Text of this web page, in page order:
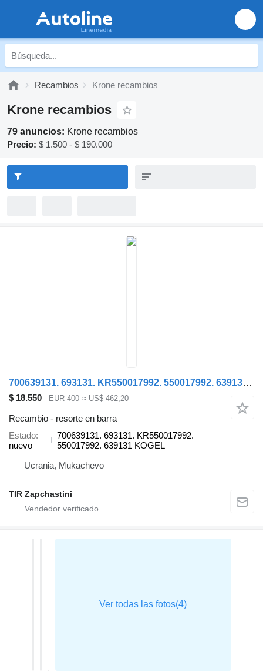
Recambios Krone recambios
Krone recambios
79 anuncios: Krone recambios
Precio: $ 1.500 - $ 190.000
700639131. 693131. KR550017992. 550017992. 639131 resorte en barra para Krone GIGANT semirremolque
$ 18.550 EUR 400 ≈ US$ 462,20
Recambio - resorte en barra
Estado
nuevo
700639131. 693131. KR550017992.
550017992. 639131 KOGEL
Ucrania, Mukachevo
TIR Zapchastini